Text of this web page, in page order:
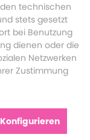
technischen
stets gesetzt
bei Benutzung
dienen oder die
Netzwerken
Zustimmung
Konfigurieren